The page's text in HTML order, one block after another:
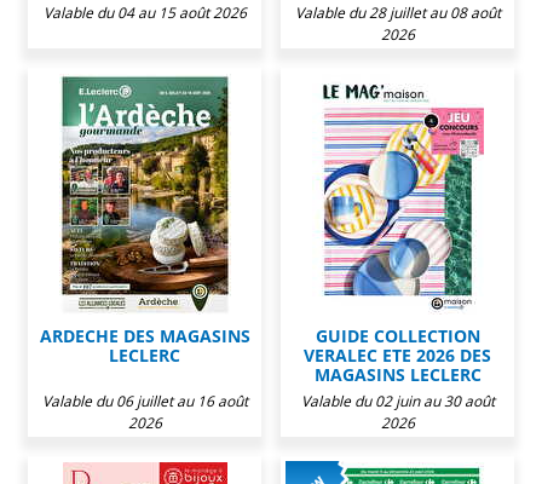
Valable du 04 au 15 août 2026
Valable du 28 juillet au 08 août
2026
ARDECHE DES MAGASINS
LECLERC
Valable du 06 juillet au 16 août
2026
GUIDE COLLECTION
VERALEC ETE 2026 DES
MAGASINS LECLERC
Valable du 02 juin au 30 août
2026